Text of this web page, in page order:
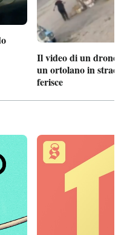
Il video di un drone
un ortolano in
ferisce